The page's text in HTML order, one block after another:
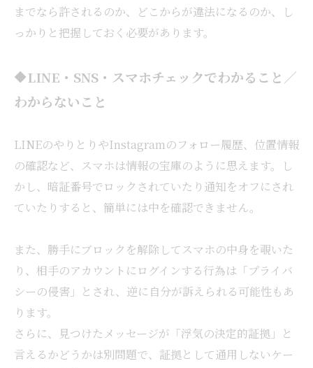
までなら許されるのか、どこからが違法になるのか、し
っかりと把握しておく必要があります。
🔶LINE・SNS・スマホチェックでわかること／
わからないこと
LINEのやりとりやInstagramのフォロー履歴、位置情報
の確認など、スマホは情報の宝庫のように思えます。し
かし、暗証番号でロックされていたり通知をオフにされ
ていたりすると、簡単には中を確認できません。
また、勝手にブロックを解除してスマホの中身を覗いた
り、相手のアカウントにログインする行為は「プライバ
シーの侵害」とされ、逆に自分が訴えられる可能性もあ
ります。
さらに、見つけたメッセージが「浮気の決定的証拠」と
言えるかどうかは別問題で、証拠として通用しないケー